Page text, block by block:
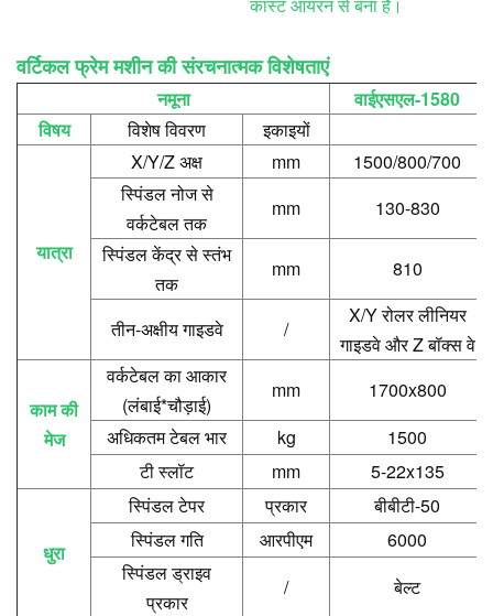
वर्टिकल फ्रेम मशीन की संरचनात्मक विशेषताएं
नमूना
वाईएसएल-1580
विषय
विशेष विवरण इकाइयों
यात्रा
X/Y/Z अक्ष mm
1500/800/700
स्पिंडल नोज से
वर्कटेबल तक
mm
130-830
स्पिंडल केंद्र से स्तंभ
तक
mm 810
तीन-अक्षीय गाइडवे /
X/Y रोलर लीनियर
गाइडवे और Z बॉक्स वे
काम की
मेज
वर्कटेबल का आकार
(लंबाई*चौड़ाई)
mm
1700x800
अधिकतम टेबल भार
kg
1500
टी स्लॉट
mm 5-22x135
धुरा
स्पिंडल टेपर प्रकार
बीबीटी-50
स्पिंडल गति
आरपीएम
6000
स्पिंडल ड्राइव
प्रकार
/ बेल्ट